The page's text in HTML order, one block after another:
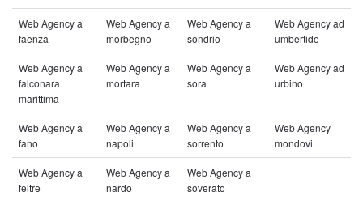
Web Agency a
faenza
Web Agency a
morbegno
Web Agency a
sondrio
Web Agency ad
umbertide
Web Agency a
falconara
marittima
Web Agency a
mortara
Web Agency a
sora
Web Agency ad
urbino
Web Agency a
fano
Web Agency a
napoli
Web Agency a
sorrento
Web Agency
mondovi
Web Agency a
feltre
Web Agency a
nardo
Web Agency a
soverato